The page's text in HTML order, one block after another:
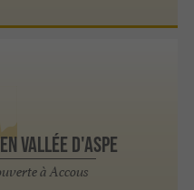
Vallée d'Aspe
à Accous